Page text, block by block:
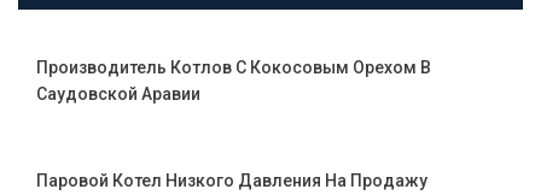
Производитель Котлов С Кокосовым Орехом В
Саудовской Аравии
Паровой Котел Низкого Давления На Продажу